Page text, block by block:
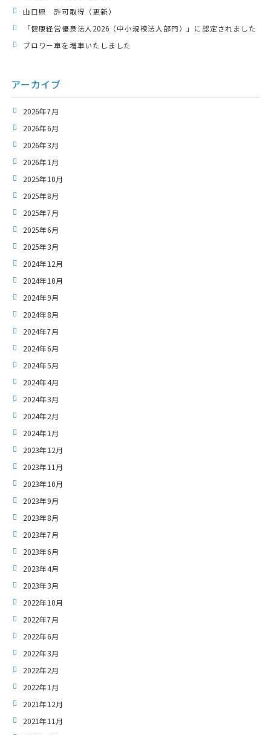
山口県 許可取得（更新）
「健康経営優良法人2026（中小規模法人部門）」に認定されました
ブロワー車を増車いたしました
アーカイブ
2026年7月
2026年6月
2026年3月
2026年1月
2025年10月
2025年8月
2025年7月
2025年6月
2025年3月
2024年12月
2024年10月
2024年9月
2024年8月
2024年7月
2024年6月
2024年5月
2024年4月
2024年3月
2024年2月
2024年1月
2023年12月
2023年11月
2023年10月
2023年9月
2023年8月
2023年7月
2023年6月
2023年4月
2023年3月
2022年10月
2022年7月
2022年6月
2022年3月
2022年2月
2022年1月
2021年12月
2021年11月